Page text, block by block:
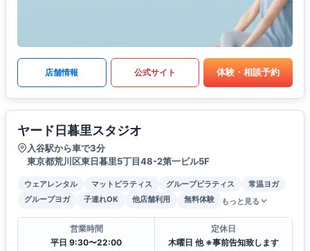
店舗情報 公式サイト 体験・相談予約
ヤード日暮里スタジオ
入谷駅から車で3分
東京都荒川区東日暮里5丁目48-2第一ビル5F
ウェアレンタル マットピラティス グループピラティス
常温ヨガ
グループヨガ
子連れOK 他店舗利用 無料体験 もっと見る
営業時間
平日 9:30〜22:00
定休日
木曜日 他 ※事前告知致します